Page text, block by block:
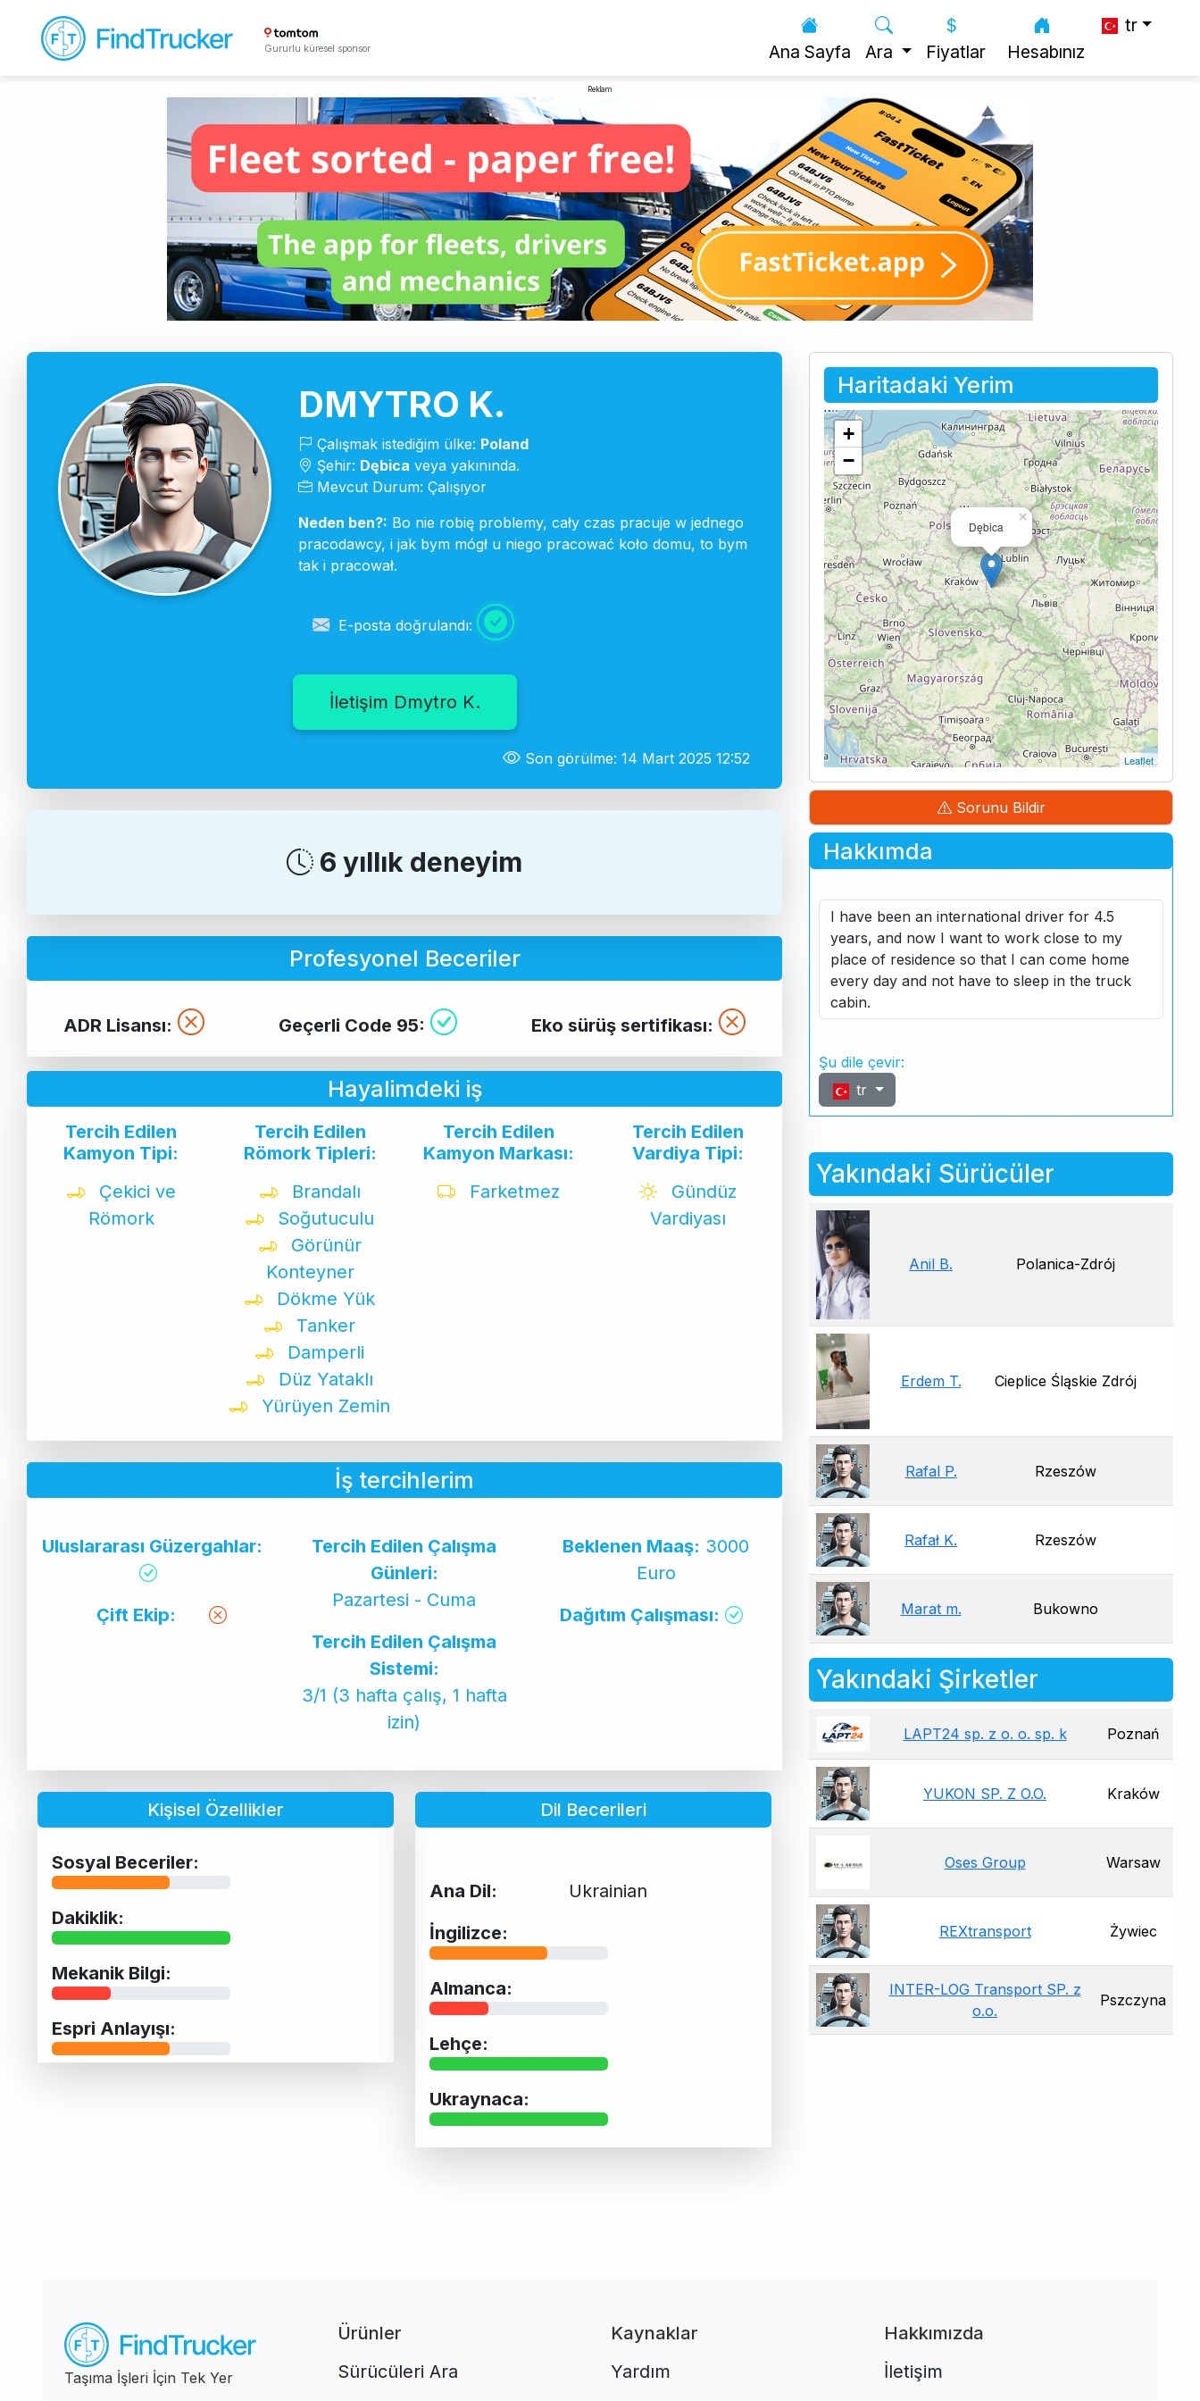
Gururlu küresel sponsor Ana Sayfa Ara Fiyatlar Hesabınız
tr
Reklam
DMYTRO K.
Çalışmak istediğim ülke: Poland
Şehir: Dębica veya yakınında.
Mevcut Durum: Çalışıyor
Neden ben?: Bo nie robię problemy, cały czas pracuje w jednego
pracodawcy, i jak bym mógł u niego pracować koło domu, to bym
tak i pracował.
E-posta doğrulandı:
İletişim Dmytro K.
Son görülme: 14 Mart 2025 12:52
6 yıllık deneyim
Profesyonel Beceriler
ADR Lisansı: Geçerli Code 95: Eko sürüş sertifikası:
Hayalimdeki iş
Tercih Edilen
Kamyon Tipi:
Çekici ve
Römork
Tercih Edilen
Römork Tipleri:
Brandalı
Soğutuculu
Görünür
Konteyner
Dökme Yük
Tanker
Damperli
Düz Yataklı
Yürüyen Zemin
Tercih Edilen
Kamyon Markası:
Farketmez
Tercih Edilen
Vardiya Tipi:
Gündüz
Vardiyası
İş tercihlerim
Uluslararası Güzergahlar:
Çift Ekip:
Tercih Edilen Çalışma
Günleri:
Pazartesi - Cuma
Tercih Edilen Çalışma
Sistemi:
3/1 (3 hafta çalış, 1 hafta
izin)
Beklenen Maaş: 3000
Euro
Dağıtım Çalışması:
Kişisel Özellikler
Sosyal Beceriler:
Dakiklik:
Mekanik Bilgi:
Espri Anlayışı:
Dil Becerileri
Ana Dil:
Ukrainian
İngilizce:
Almanca:
Lehçe:
Ukraynaca:
Haritadaki Yerim
Dębica
×
+
−
Leaflet
Sorunu Bildir
Hakkımda
I have been an international driver for 4.5
years, and now I want to work close to my
place of residence so that I can come home
every day and not have to sleep in the truck
cabin.
Şu dile çevir:
tr
Yakındaki Sürücüler
Anil B. Polanica-Zdrój
Erdem T. Cieplice Śląskie Zdrój
Rafal P. Rzeszów
Rafał K. Rzeszów
Marat m. Bukowno
Yakındaki Şirketler
LAPT24 sp. z o. o. sp. k Poznań
YUKON SP. Z O.O. Kraków
Oses Group Warsaw
REXtransport Żywiec
INTER-LOG Transport SP. z
o.o.
Pszczyna
Taşıma İşleri İçin Tek Yer
Ürünler
Sürücüleri Ara
Kaynaklar
Yardım
Hakkımızda
İletişim